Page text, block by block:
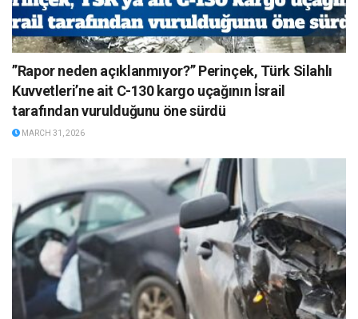
”Rapor neden açıklanmıyor?” Perinçek, Türk Silahlı
Kuvvetleri’ne ait C-130 kargo uçağının İsrail
tarafından vurulduğunu öne sürdü
MARCH 31, 2026